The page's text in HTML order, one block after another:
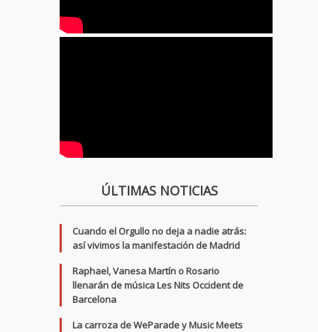
ÚLTIMAS NOTICIAS
Cuando el Orgullo no deja a nadie atrás:
así vivimos la manifestación de Madrid
Raphael, Vanesa Martín o Rosario
llenarán de música Les Nits Occident de
Barcelona
La carroza de WeParade y Music Meets